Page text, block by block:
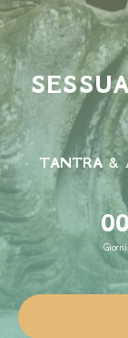
TANTRA &
Giorni